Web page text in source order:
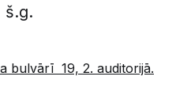
š.g.
bulvārī 19, 2. auditorijā.